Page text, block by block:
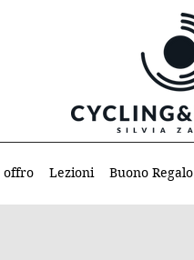
offro Lezioni Buono Regalo